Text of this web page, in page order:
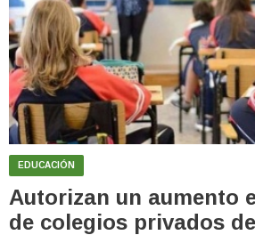
EDUCACIÓN
Autorizan un aumento
de colegios privados